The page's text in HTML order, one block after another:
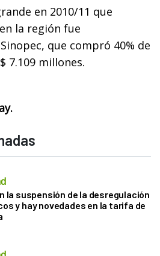
en 2010/11 que
la región fue
que compró 40% de
7.109 millones.
la suspensión de la desregulación
y hay novedades en la tarifa de